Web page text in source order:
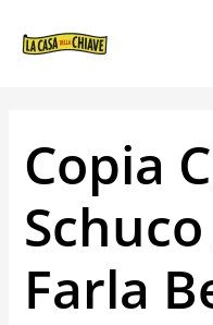
Copia
Farla
ARTICOLI